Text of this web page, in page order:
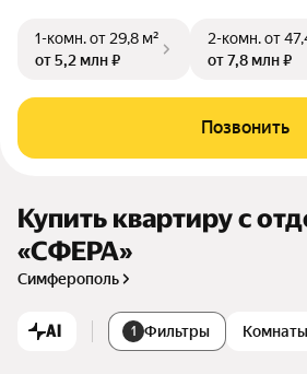
1-комн.от 29,8 м²
от 5,2 млн ₽
2-комн.от
от 7,8 млн ₽
Позвонить
Купить квартиру с
«СФЕРА»
Симферополь
AI 1 Фильтры Комнаты